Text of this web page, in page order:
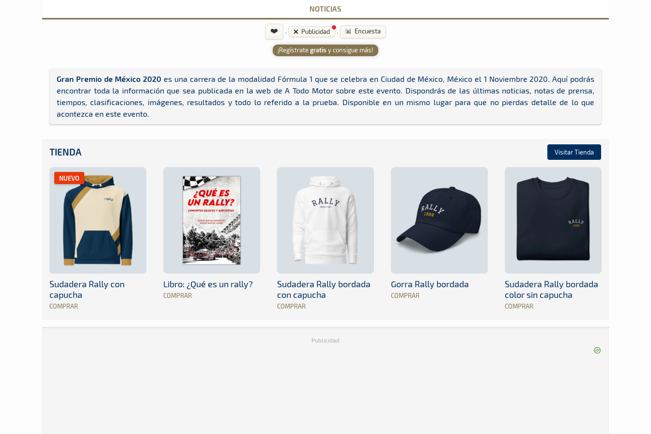
NOTICIAS
❤️ · ❌ Publicidad · 📊 Encuesta
¡Regístrategratis y consigue más!
Gran Premio de México 2020 es una carrera de la modalidad Fórmula 1 que se celebra en Ciudad de México, México el 1 Noviembre 2020. Aquí podrás
encontrar toda la información que sea publicada en la web de A Todo Motor sobre este evento. Dispondrás de las últimas noticias, notas de prensa,
tiempos, clasificaciones, imágenes, resultados y todo lo referido a la prueba. Disponible en un mismo lugar para que no pierdas detalle de lo que
acontezca en este evento.
TIENDA Visitar Tienda
NUEVO
Sudadera Rally con
capucha
COMPRAR
Libro: ¿Qué es un rally?
COMPRAR
Sudadera Rally bordada
con capucha
COMPRAR
Gorra Rally bordada
COMPRAR
Sudadera Rally bordada
color sin capucha
COMPRAR
Publicidad